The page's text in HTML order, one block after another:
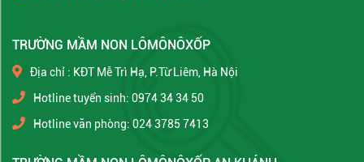
TRƯỜNG MẦM NON LÔMÔNÔXỐP
Địa chỉ : KĐT Mễ Trì Hạ, P.Từ Liêm, Hà Nội
Hotline tuyển sinh: 0974 34 34 50
Hotline văn phòng: 024 3785 7413